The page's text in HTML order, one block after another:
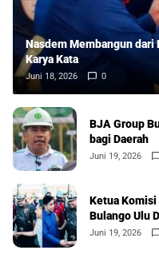
Nasdem Membangun dari
Karya Kata
Juni 18, 2026 0
BJA Group
bagi Daerah
Juni 19, 2026
Ketua Komisi
Bulango Ulu
Juni 19, 2026